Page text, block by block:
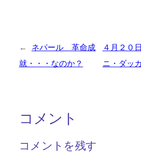
←
ネパール 革命成
就・・・なのか？
４月２０
ニ・ダッ
コメント
コメントを残す